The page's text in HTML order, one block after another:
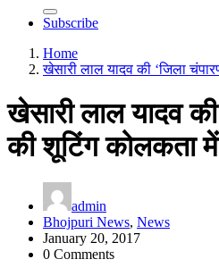
Subscribe
Home
खेसारी लाल यादव की ‘जिला
खेसारी लाल यादव
की शूटिंग कोलकता
admin
Bhojpuri News, News
January 20, 2017
0 Comments